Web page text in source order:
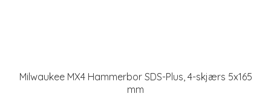
Milwaukee MX4 Hammerbor SDS-Plus, 4-skjærs 5x165
mm